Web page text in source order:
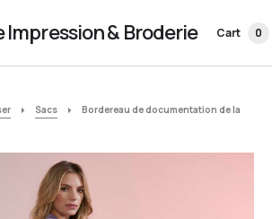
Impression & Broderie Cart 0
Sacs
Bordereau de documentation de la